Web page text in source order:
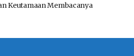
Keutamaan Membacanya